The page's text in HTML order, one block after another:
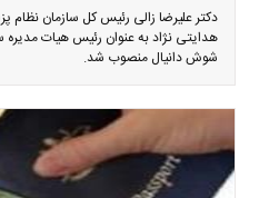
دکتر علیرضا زالی رئیس کل سازمان
هدایتی نژاد به عنوان رئیس هیات
شوش دانیال منصوب شد.